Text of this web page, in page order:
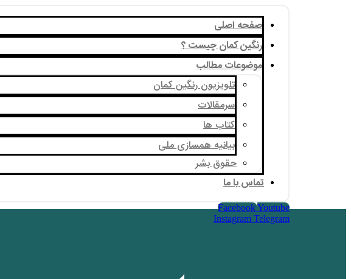
صفحه اصلی
رنگین کمان چیست ؟
موضوعات مطالب
تلویزیون رنگین کمان
سرمقالات
کتاب ها
بیانیه همسازی ملی
حقوق بشر
تماس با ما
FacebookYoutube
Instagram Telegram